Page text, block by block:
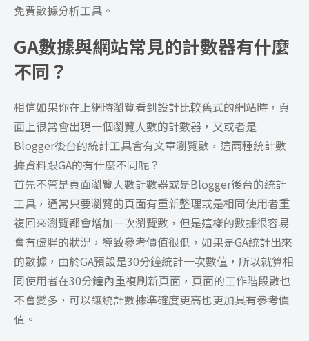
免費數據分析工具。
GA數據與網站常見的計數器有什麼
不同？
相信如果你在上網時瀏覽看到設計比較舊式的網站時，頁
面上很常會出現一個瀏覽人數的計數器，又或者是
Blogger後台的統計工具會有文章瀏覽數，這兩種統計數
據資料跟GA的有什麼不同呢？
首先不管是頁面瀏覽人數計數器或是Blogger後台的統計
工具，通常只要瀏覽的頁面有重新整理或是相同使用者重
複回來瀏覽都會增加一次瀏覽數，但是這樣的數據很容易
會有虛胖的狀況，導致參考價值很低，如果是GA統計出來
的數據，由於GA預設是30分鐘統計一次數值，所以就算相
同使用者在30分鐘內重複刷新頁面，頁面的工作階段數也
不會變多，可以讓統計數據準確度更高也更加具有參考價
值。